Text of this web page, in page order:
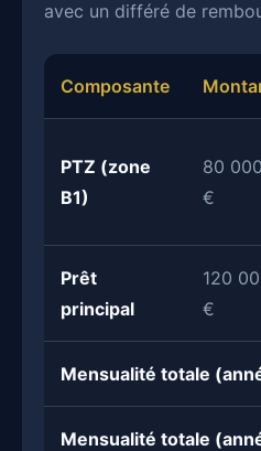
avec un différé de
Composante
PTZ (zone
B1)
80 000
€
Prêt
principal
120
€
Mensualité totale
Mensualité totale